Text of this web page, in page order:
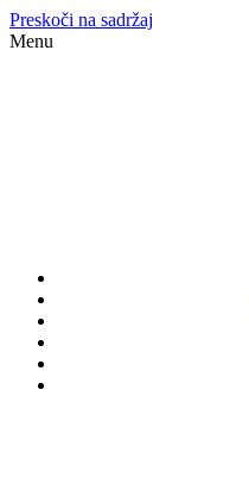
Preskoči na sadržaj
Menu